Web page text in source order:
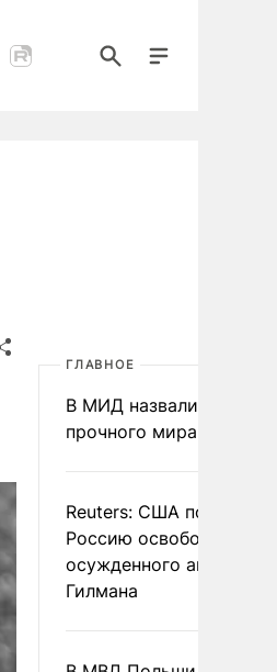
ГЛАВНОЕ
В МИД назвали условия
прочного мира на
Reuters: США
Россию освободить
осужденного
Гилмана